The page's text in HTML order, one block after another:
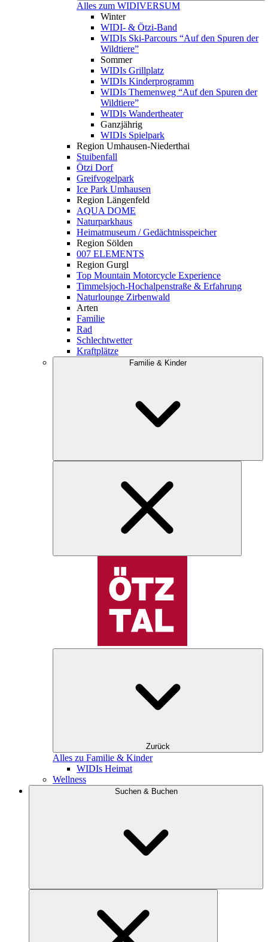
Alles zum WIDIVERSUM
Winter
WIDI- & Ötzi-Band
WIDIs Ski-Parcours “Auf den Spuren der
Wildtiere”
Sommer
WIDIs Grillplatz
WIDIs Kinderprogramm
WIDIs Themenweg “Auf den Spuren der
Wildtiere”
WIDIs Wandertheater
Ganzjährig
WIDIs Spielpark
Region Umhausen-Niederthai
Stuibenfall
Ötzi Dorf
Greifvogelpark
Ice Park Umhausen
Region Längenfeld
AQUA DOME
Naturparkhaus
Heimatmuseum / Gedächtnisspeicher
Region Sölden
007 ELEMENTS
Region Gurgl
Top Mountain Motorcycle Experience
Timmelsjoch-Hochalpenstraße & Erfahrung
Naturlounge Zirbenwald
Arten
Familie
Rad
Schlechtwetter
Kraftplätze
Familie & Kinder
Zurück
Alles zu Familie & Kinder
WIDIs Heimat
Wellness
Suchen & Buchen